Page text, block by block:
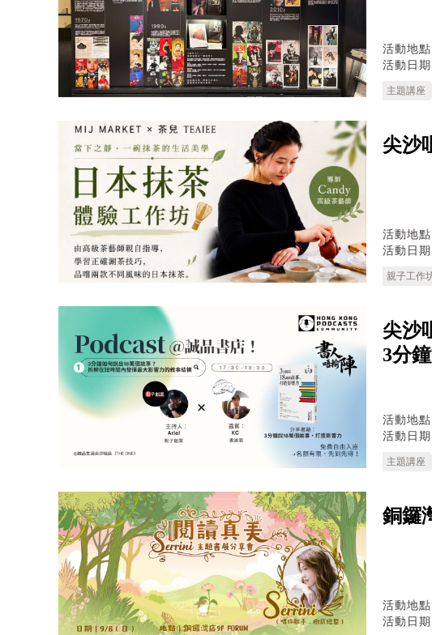
活動地點
活動日期
主題講座
尖沙
活動地點
活動日期
親子工作
尖沙
3分
活動地點
活動日期
主題講座
銅鑼
活動地點
活動日期